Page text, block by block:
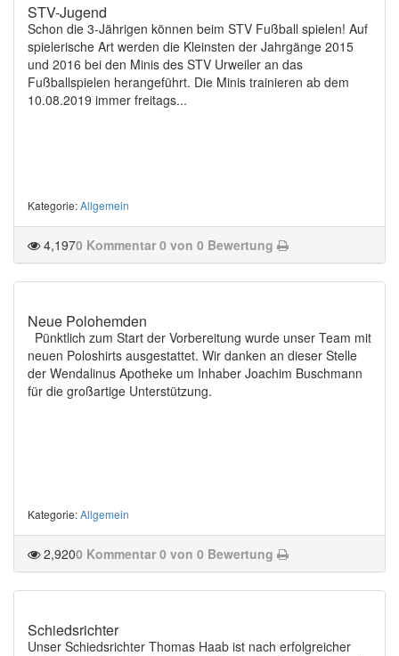
STV-Jugend
Schon die 3-Jährigen können beim STV Fußball spielen! Auf
spielerische Art werden die Kleinsten der Jahrgänge 2015
und 2016 bei den Minis des STV Urweiler an das
Fußballspielen herangeführt. Die Minis trainieren ab dem
10.08.2019 immer freitags...
Kategorie:Allgemein
4,1970 Kommentar 0 von 0 Bewertung
Neue Polohemden
Pünktlich zum Start der Vorbereitung wurde unser Team mit
neuen Poloshirts ausgestattet. Wir danken an dieser Stelle
der Wendalinus Apotheke um Inhaber Joachim Buschmann
für die großartige Unterstützung.
Kategorie:Allgemein
2,9200 Kommentar 0 von 0 Bewertung
Schiedsrichter
Unser Schiedsrichter Thomas Haab ist nach erfolgreicher